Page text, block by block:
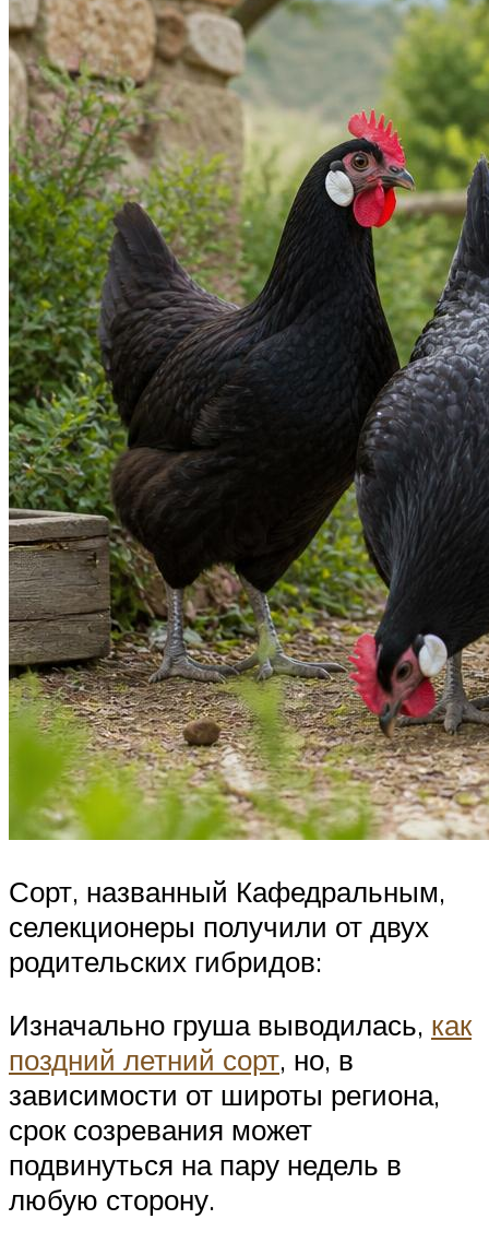
Сорт, названный Кафедральным,
селекционеры получили от двух
родительских гибридов:
Изначально груша выводилась, как
поздний летний сорт, но, в
зависимости от широты региона,
срок созревания может
подвинуться на пару недель в
любую сторону.